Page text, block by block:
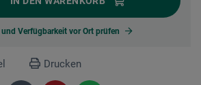
Verfügbarkeit vor Ort prüfen
Drucken